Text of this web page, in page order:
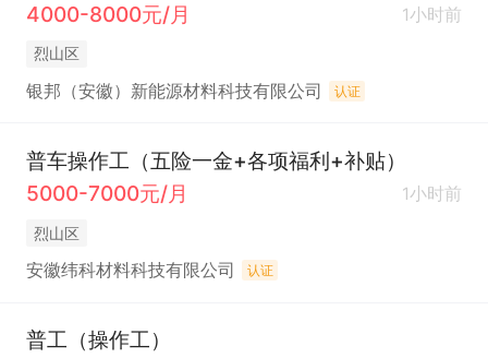
4000-8000元/月
1小时前
烈山区
银邦（安徽）新能源材料科技有限公司 认证
普车操作工（五险一金+各项福利+补贴）
5000-7000元/月
1小时前
烈山区
安徽纬科材料科技有限公司 认证
普工（操作工）